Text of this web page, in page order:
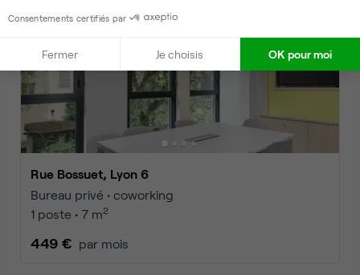
Dispo
Rue Bossuet, Lyon 6
Bureau privé • coworking
1 poste • 7 m2
449 € par mois
Consentements certifiés par
Fermer Je choisis OK pour moi